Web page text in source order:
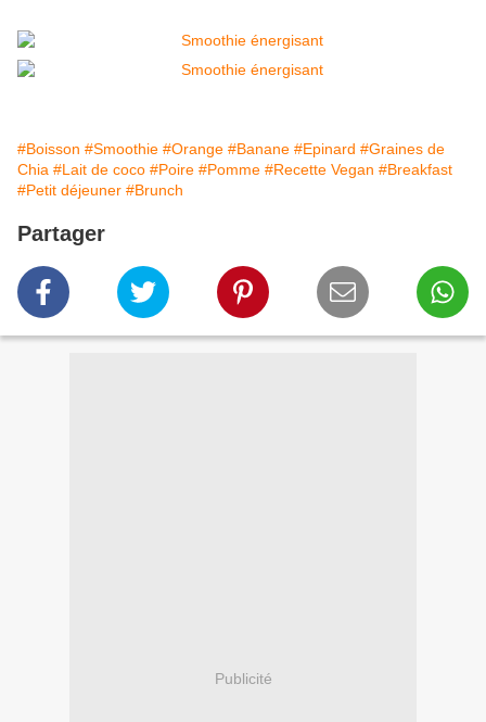
#Boisson #Smoothie #Orange #Banane #Epinard #Graines de
Chia #Lait de coco #Poire #Pomme #Recette Vegan #Breakfast
#Petit déjeuner #Brunch
Partager
Publicité